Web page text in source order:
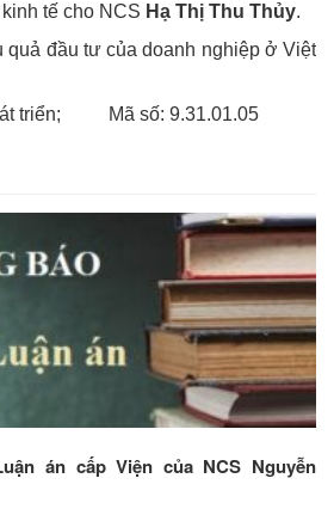
tế cho NCS Hạ Thị Thu Thủy.
quả đầu tư của doanh nghiệp ở Việt
triển; Mã số: 9.31.01.05
án cấp Viện của NCS Nguyễn